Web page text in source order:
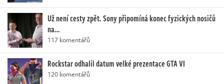
Už není cesty zpět. Sony připomíná konec fyzických nosičů
na…
117 komentářů
Rockstar odhalil datum velké prezentace GTA VI
120 komentářů